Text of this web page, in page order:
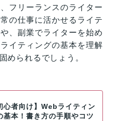
フリーランスのライター
の仕事に活かせるライテ
、副業でライターを始め
イティングの基本を理解
められるでしょう。
心者向け】Webライティン
基本！書き方の手順やコツ